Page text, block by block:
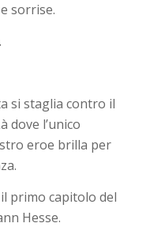
sorrise.
si staglia contro il
dove l’unico
eroe brilla per
primo capitolo del
Hesse.